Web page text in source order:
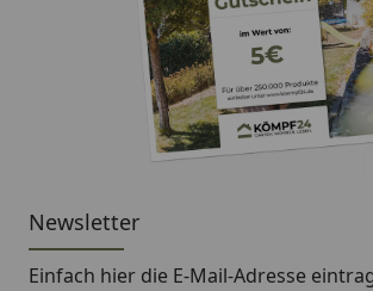
Newsletter
Einfach hier die E-Mail-Adresse